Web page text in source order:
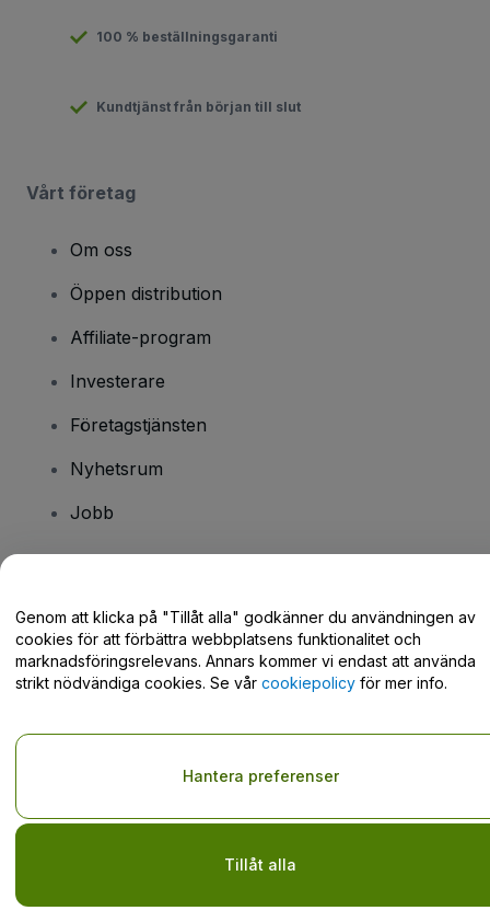
100 % beställningsgaranti
Kundtjänst från början till slut
Vårt företag
Om oss
Öppen distribution
Affiliate-program
Investerare
Företagstjänsten
Nyhetsrum
Jobb
Hjälpcenter / Kontakta oss
Copyright © viagogo GmbH 2026 Företagsinformation
Användande av denna webbsida medger godkännande av
mobilsekretesspolicy
Genom att klicka på "Tillåt alla" godkänner du användningen av
cookies för att förbättra webbplatsens funktionalitet och
marknadsföringsrelevans. Annars kommer vi endast att använda
strikt nödvändiga cookies. Se vår cookiepolicy för mer info.
Tillåt alla
Hantera preferenser